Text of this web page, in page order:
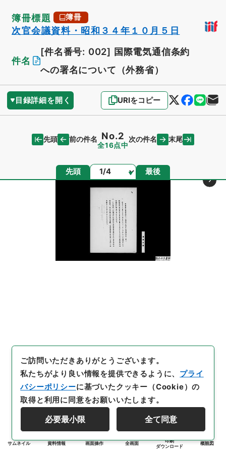
簿冊標題 簿冊
次官会議資料・昭和３４年１０月５日
件名
[件名番号: 002] 国際電気通信条約
への署名について（外務省）
目録詳細を開く URIをコピー
先頭 前の件名 No.2
全16点中
次の件名 末尾
先頭 ページ 最後
サムネイル 資料情報 画面操作 全画面
印刷
ダウンロード
概観図
ご訪問いただきありがとうございます。
私たちがより良い情報を提供できるように、 プライ
バシーポリシーに基づいたクッキー（Cookie）の
取得と利用に同意をお願いいたします。
必要最小限 全て同意